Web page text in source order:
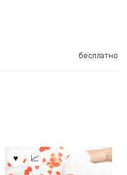
бесплатно